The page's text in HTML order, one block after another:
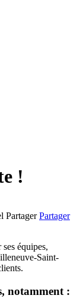
!
Partager Partager
équipes,
Saint-
notamment :